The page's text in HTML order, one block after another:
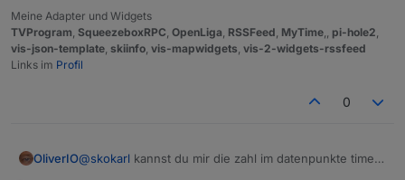
Meine Adapter und Widgets
TVProgram SqueezeboxRPC OpenLiga RSSFeed MyTime pi-hole2
vis-json-template skiinfo vis-mapwidgets vis-2-widgets-rssfeed
Links im Profil
0
OliverIO@skokarl kannst du mir die zahl im datenpunkte timer